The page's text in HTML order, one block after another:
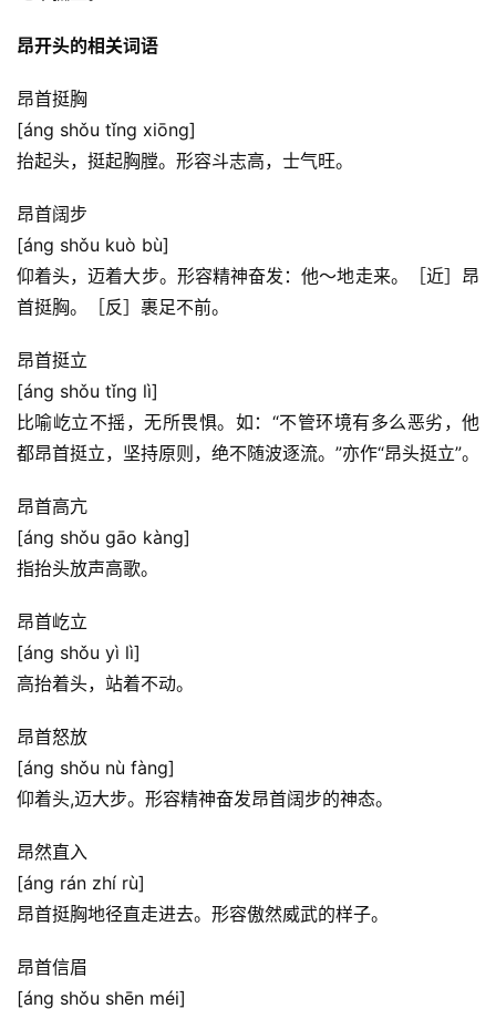
昂开头的相关词语
昂首挺胸
[áng shǒu tǐng xiōng]
抬起头，挺起胸膛。形容斗志高，士气旺。
昂首阔步
[áng shǒu kuò bù]
仰着头，迈着大步。形容精神奋发：他～地走来。［近］昂
首挺胸。［反］裹足不前。
昂首挺立
[áng shǒu tǐng lì]
比喻屹立不摇，无所畏惧。如：“不管环境有多么恶劣，他
都昂首挺立，坚持原则，绝不随波逐流。”亦作“昂头挺立”。
昂首高亢
[áng shǒu gāo kàng]
指抬头放声高歌。
昂首屹立
[áng shǒu yì lì]
高抬着头，站着不动。
昂首怒放
[áng shǒu nù fàng]
仰着头,迈大步。形容精神奋发昂首阔步的神态。
昂然直入
[áng rán zhí rù]
昂首挺胸地径直走进去。形容傲然威武的样子。
昂首信眉
[áng shǒu shēn méi]